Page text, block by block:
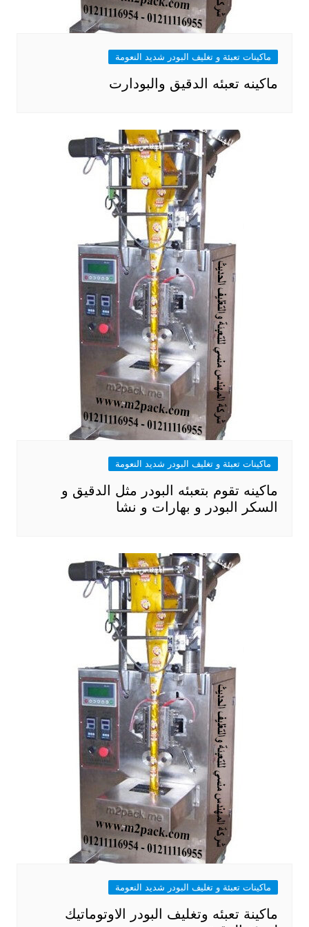
ماكينات تعبئة و تغليف البودر شديد النعومة
ماكينه تعبئه الدقيق والبودارت
ماكينات تعبئة و تغليف البودر شديد النعومة
ماكينه تقوم بتعبئه البودر مثل الدقيق و
السكر البودر و بهارات و نشا
ماكينات تعبئة و تغليف البودر شديد النعومة
ماكينة تعبئه وتغليف البودر الاوتوماتيك